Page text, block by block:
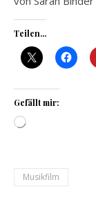
Teilen...
Gefällt mir:
Wird geladen …
Musikfilm